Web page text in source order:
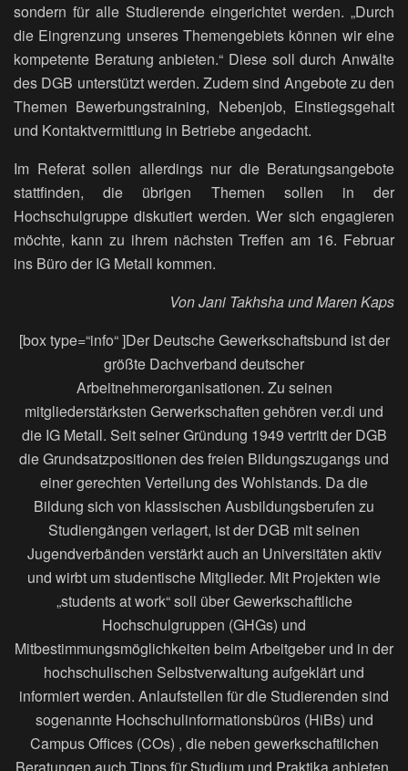
sondern für alle Studierende eingerichtet werden. „Durch
die Eingrenzung unseres Themengebiets können wir eine
kompetente Beratung anbieten.“ Diese soll durch Anwälte
des DGB unterstützt werden. Zudem sind Angebote zu den
Themen Bewerbungstraining, Nebenjob, Einstiegsgehalt
und Kontaktvermittlung in Betriebe angedacht.
Im Referat sollen allerdings nur die Beratungsangebote
stattfinden, die übrigen Themen sollen in der
Hochschulgruppe diskutiert werden. Wer sich engagieren
möchte, kann zu ihrem nächsten Treffen am 16. Februar
ins Büro der IG Metall kommen.
Von Jani Takhsha und Maren Kaps
[box type=“info“ ]Der Deutsche Gewerkschaftsbund ist der
größte Dachverband deutscher
Arbeitnehmerorganisationen. Zu seinen
mitgliederstärksten Gerwerkschaften gehören ver.di und
die IG Metall. Seit seiner Gründung 1949 vertritt der DGB
die Grundsatzpositionen des freien Bildungszugangs und
einer gerechten Verteilung des Wohlstands. Da die
Bildung sich von klassischen Ausbildungsberufen zu
Studiengängen verlagert, ist der DGB mit seinen
Jugendverbänden verstärkt auch an Universitäten aktiv
und wirbt um studentische Mitglieder. Mit Projekten wie
„students at work“ soll über Gewerkschaftliche
Hochschulgruppen (GHGs) und
Mitbestimmungsmöglichkeiten beim Arbeitgeber und in der
hochschulischen Selbstverwaltung aufgeklärt und
informiert werden. Anlaufstellen für die Studierenden sind
sogenannte Hochschulinformationsbüros (HiBs) und
Campus Offices (COs) , die neben gewerkschaftlichen